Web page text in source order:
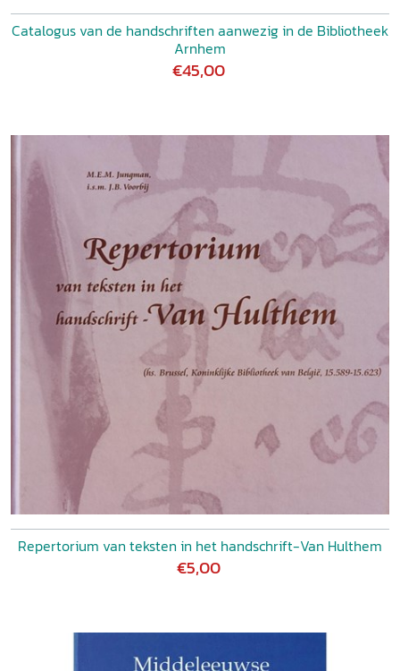
Catalogus van de handschriften aanwezig in de Bibliotheek
Arnhem
€45,00
Repertorium van teksten in het handschrift-Van Hulthem
€5,00